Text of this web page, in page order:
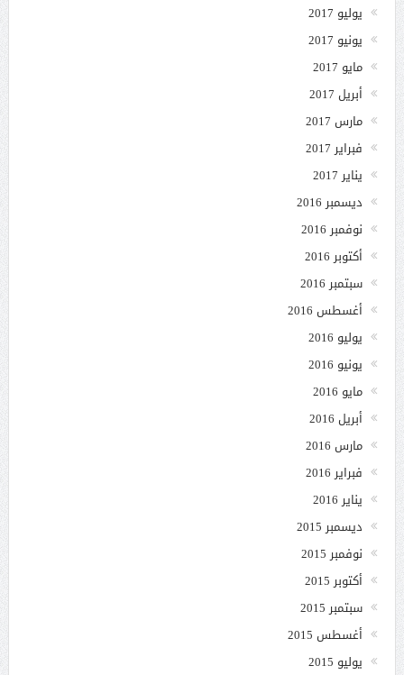
يوليو 2017
يونيو 2017
مايو 2017
أبريل 2017
مارس 2017
فبراير 2017
يناير 2017
ديسمبر 2016
نوفمبر 2016
أكتوبر 2016
سبتمبر 2016
أغسطس 2016
يوليو 2016
يونيو 2016
مايو 2016
أبريل 2016
مارس 2016
فبراير 2016
يناير 2016
ديسمبر 2015
نوفمبر 2015
أكتوبر 2015
سبتمبر 2015
أغسطس 2015
يوليو 2015